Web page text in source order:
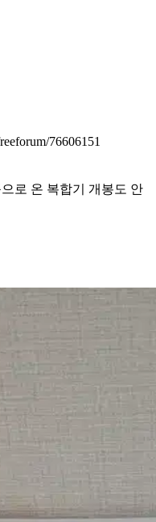
76606151
로 온 복합기 개봉도 안